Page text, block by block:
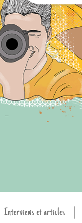
Interviews et articles